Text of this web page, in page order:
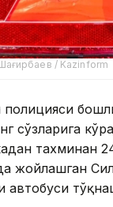
/ Kazinform
сўзларига
тахминан
жойлашган
автобуси